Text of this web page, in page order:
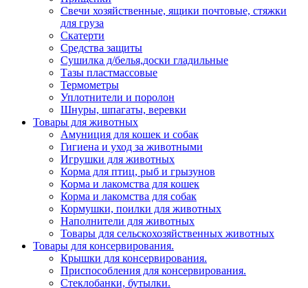
Свечи хозяйственные, ящики почтовые, стяжки
для груза
Скатерти
Средства защиты
Сушилка д/белья,доски гладильные
Тазы пластмассовые
Термометры
Уплотнители и поролон
Шнуры, шпагаты, веревки
Товары для животных
Амуниция для кошек и собак
Гигиена и уход за животными
Игрушки для животных
Корма для птиц, рыб и грызунов
Корма и лакомства для кошек
Корма и лакомства для собак
Кормушки, поилки для животных
Наполнители для животных
Товары для сельскохозяйственных животных
Товары для консервирования.
Крышки для консервирования.
Приспособления для консервирования.
Стеклобанки, бутылки.